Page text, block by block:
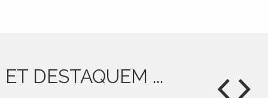
ET DESTAQUEM ...